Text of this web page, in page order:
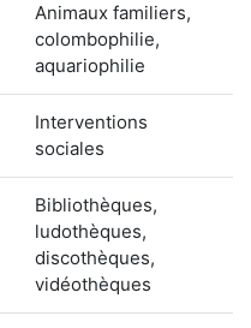
Animaux familiers,
colombophilie,
aquariophilie
Interventions
sociales
Bibliothèques,
ludothèques,
discothèques,
vidéothèques